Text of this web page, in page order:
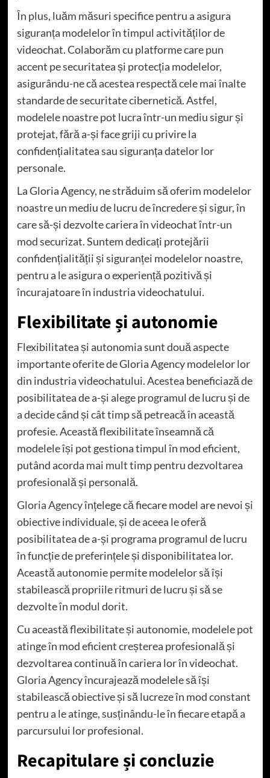
În plus, luăm măsuri specifice pentru a asigura
siguranța modelelor în timpul activităților de
videochat. Colaborăm cu platforme care pun
accent pe securitatea și protecția modelelor,
asigurându-ne că acestea respectă cele mai înalte
standarde de securitate cibernetică. Astfel,
modelele noastre pot lucra într-un mediu sigur și
protejat, fără a-și face griji cu privire la
confidențialitatea sau siguranța datelor lor
personale.
La Gloria Agency, ne străduim să oferim modelelor
noastre un mediu de lucru de încredere și sigur, în
care să-și dezvolte cariera în videochat într-un
mod securizat. Suntem dedicați protejării
confidențialității și siguranței modelelor noastre,
pentru a le asigura o experiență pozitivă și
încurajatoare în industria videochatului.
Flexibilitate și autonomie
Flexibilitatea și autonomia sunt două aspecte
importante oferite de Gloria Agency modelelor lor
din industria videochatului. Acestea beneficiază de
posibilitatea de a-și alege programul de lucru și de
a decide când și cât timp să petreacă în această
profesie. Această flexibilitate înseamnă că
modelele își pot gestiona timpul în mod eficient,
putând acorda mai mult timp pentru dezvoltarea
profesională și personală.
Gloria Agencyînțelege că fiecare model are nevoi și
obiective individuale, și de aceea le oferă
posibilitatea de a-și programa programul de lucru
în funcție de preferințele și disponibilitatea lor.
Această autonomie permite modelelor să își
stabilească propriile ritmuri de lucru și să se
dezvolte în modul dorit.
Cu această flexibilitate și autonomie, modelele pot
atinge în mod eficient creșterea profesională și
dezvoltarea continuă în cariera lor în videochat.
Gloria Agency încurajează modelele să își
stabilească obiective și să lucreze în mod constant
pentru a le atinge, susținându-le în fiecare etapă a
parcursului lor profesional.
Recapitulare și concluzie